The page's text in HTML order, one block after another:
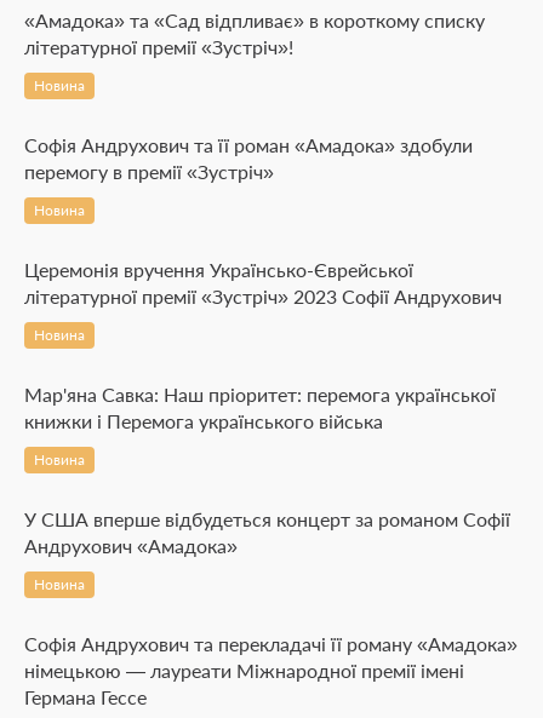
«Амадока» та «Сад відпливає» в короткому списку
літературної премії «Зустріч»!
Новина
Софія Андрухович та її роман «Амадока» здобули
перемогу в премії «Зустріч»
Новина
Церемонія вручення Українсько-Єврейської
літературної премії «Зустріч» 2023 Софії Андрухович
Новина
Мар'яна Савка: Наш пріоритет: перемога української
книжки і Перемога українського війська
Новина
У США вперше відбудеться концерт за романом Софії
Андрухович «Амадока»
Новина
Софія Андрухович та перекладачі її роману «Амадока»
німецькою — лауреати Міжнародної премії імені
Германа Гессе